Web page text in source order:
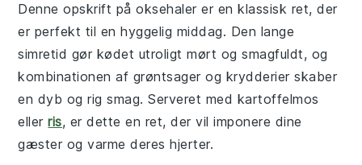
Denne opskrift på oksehaler er en klassisk ret, der
er perfekt til en hyggelig middag. Den lange
simretid gør kødet utroligt mørt og smagfuldt, og
kombinationen af grøntsager og krydderier skaber
en dyb og rig smag. Serveret med kartoffelmos
ellerris, er dette en ret, der vil imponere dine
gæster og varme deres hjerter.